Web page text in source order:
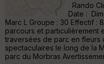
Rando
Date :
Marc L Groupe : 30 Effectif :
parcours et particulièrement
traversées de parc en fleurs
spectaculaires le long de la
parc du Morbras